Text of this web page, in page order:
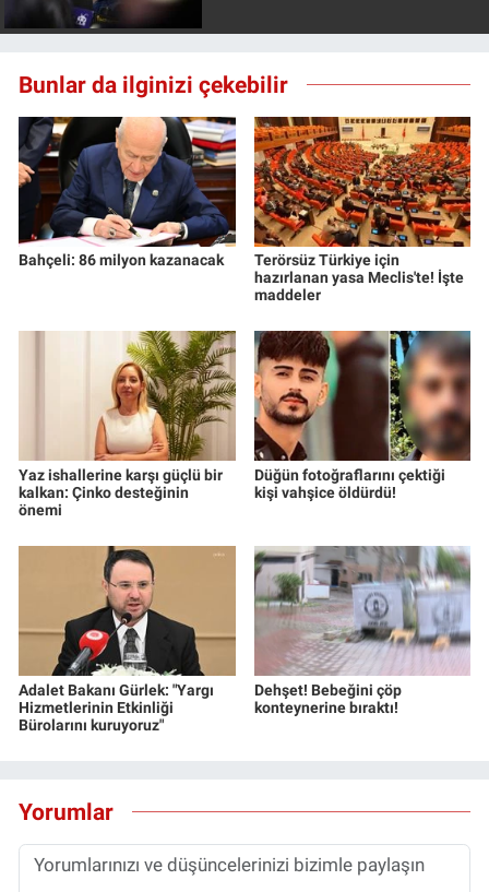
Bunlar da ilginizi çekebilir
Bahçeli: 86 milyon kazanacak
Terörsüz Türkiye için
hazırlanan yasa Meclis'te! İşte
maddeler
Yaz ishallerine karşı güçlü bir
kalkan: Çinko desteğinin
önemi
Düğün fotoğraflarını çektiği
kişi vahşice öldürdü!
Adalet Bakanı Gürlek: "Yargı
Hizmetlerinin Etkinliği
Bürolarını kuruyoruz"
Dehşet! Bebeğini çöp
konteynerine bıraktı!
Yorumlar